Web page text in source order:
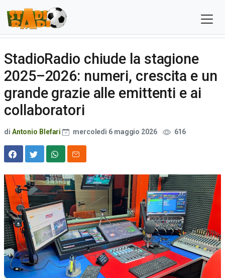
StadioRadio chiude la stagione
2025–2026: numeri, crescita e un
grande grazie alle emittenti e ai
collaboratori
di Antonio Blefari mercoledì 6 maggio 2026 616